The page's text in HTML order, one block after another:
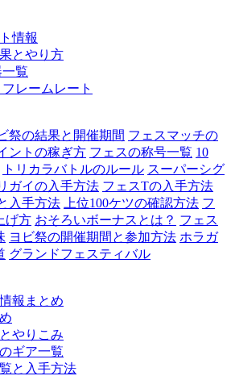
情報
とやり方
覧
レームレート
祭の結果と開催期間 フェスマッチの
ントの稼ぎ方 フェスの称号一覧 10
トリカラバトルのルール スーパーシグ
ガイの入手方法 フェスTの入手方法
入手方法 上位100ケツの確認方法 フ
げ方 おそろいボーナスとは？ フェス
ヨビ祭の開催期間と参加方法 ホラガ
グランドフェスティバル
報まとめ
やりこみ
ギア一覧
と入手方法